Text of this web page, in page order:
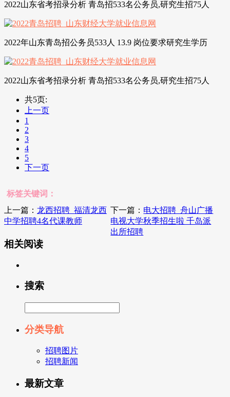
2022山东省考招录分析 青岛招533名公务员,研究生招75人
2022年山东青岛招公务员533人 13.9 岗位要求研究生学历
2022山东省考招录分析 青岛招533名公务员,研究生招75人
共5页:
上一页
1
2
3
4
5
下一页
标签关键词：
上一篇： 龙西招聘_福清龙西
中学招聘4名代课教师
下一篇： 电大招聘_舟山广播
电视大学秋季招生啦 千岛派
出所招聘
相关阅读
搜索
分类导航
招聘图片
招聘新闻
最新文章